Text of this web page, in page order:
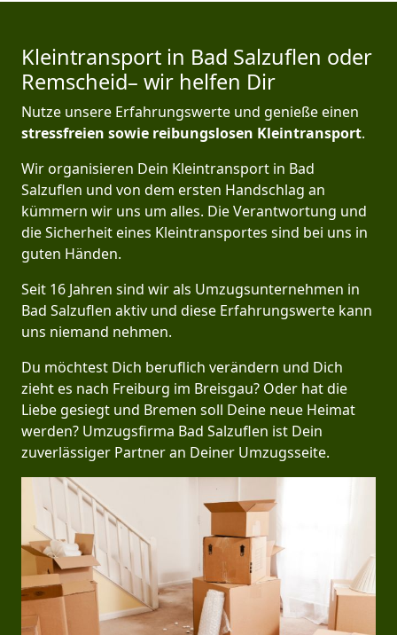
Kleintransport in Bad Salzuflen oder
Remscheid– wir helfen Dir
Nutze unsere Erfahrungswerte und genieße einen
stressfreien sowie reibungslosen Kleintransport.
Wir organisieren Dein Kleintransport in Bad
Salzuflen und von dem ersten Handschlag an
kümmern wir uns um alles. Die Verantwortung und
die Sicherheit eines Kleintransportes sind bei uns in
guten Händen.
Seit 16 Jahren sind wir als Umzugsunternehmen in
Bad Salzuflen aktiv und diese Erfahrungswerte kann
uns niemand nehmen.
Du möchtest Dich beruflich verändern und Dich
zieht es nach Freiburg im Breisgau? Oder hat die
Liebe gesiegt und Bremen soll Deine neue Heimat
werden? Umzugsfirma Bad Salzuflen ist Dein
zuverlässiger Partner an Deiner Umzugsseite.